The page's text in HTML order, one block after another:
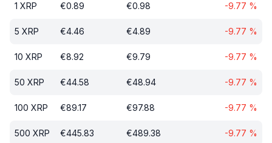
1 XRP €0.89 €0.98 -9.77 %
5 XRP €4.46 €4.89 -9.77 %
10 XRP €8.92 €9.79 -9.77 %
50 XRP €44.58 €48.94 -9.77 %
100 XRP €89.17 €97.88 -9.77 %
500 XRP €445.83 €489.38 -9.77 %